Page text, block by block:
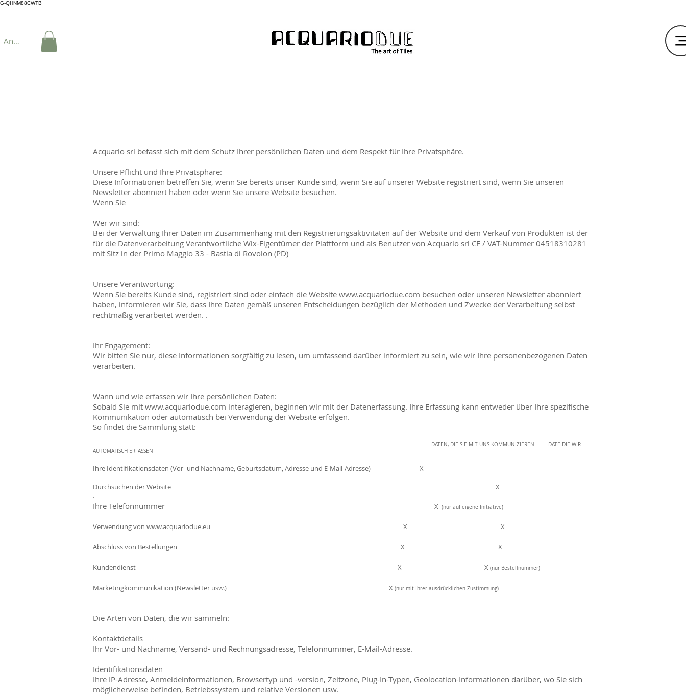
G-QHNM88CWTB
Anmelden
Acquario srl befasst sich mit dem Schutz Ihrer persönlichen Daten und dem Respekt für Ihre Privatsphäre.
Unsere Pflicht und Ihre Privatsphäre:
Diese Informationen betreffen Sie, wenn Sie bereits unser Kunde sind, wenn Sie auf unserer Website registriert sind, wenn Sie unseren
Newsletter abonniert haben oder wenn Sie unsere Website besuchen.
Wenn Sie
Wer wir sind:
Bei der Verwaltung Ihrer Daten im Zusammenhang mit den Registrierungsaktivitäten auf der Website und dem Verkauf von Produkten ist der
für die Datenverarbeitung Verantwortliche Wix-Eigentümer der Plattform und als Benutzer von Acquario srl CF / VAT-Nummer 04518310281
mit Sitz in der Primo Maggio 33 - Bastia di Rovolon (PD)
Unsere Verantwortung:
Wenn Sie bereits Kunde sind, registriert sind oder einfach die Website www.acquariodue.com besuchen oder unseren Newsletter abonniert
haben, informieren wir Sie, dass Ihre Daten gemäß unseren Entscheidungen bezüglich der Methoden und Zwecke der Verarbeitung selbst
rechtmäßig verarbeitet werden. .
Ihr Engagement:
Wir bitten Sie nur, diese Informationen sorgfältig zu lesen, um umfassend darüber informiert zu sein, wie wir Ihre personenbezogenen Daten
verarbeiten.
Wann und wie erfassen wir Ihre persönlichen Daten:
Sobald Sie mit www.acquariodue.com interagieren, beginnen wir mit der Datenerfassung. Ihre Erfassung kann entweder über Ihre spezifische
Kommunikation oder automatisch bei Verwendung der Website erfolgen.
So findet die Sammlung statt:
DATEN, DIE SIE MIT UNS KOMMUNIZIEREN DATE DIE WIR
AUTOMATISCH ERFASSEN
Ihre Identifikationsdaten (Vor- und Nachname, Geburtsdatum, Adresse und E-Mail-Adresse) X
Durchsuchen der Website X
.
Ihre Telefonnummer X (nur auf eigene Initiative)
Verwendung von www.acquariodue.eu X X
Abschluss von Bestellungen X X
Kundendienst X X (nur Bestellnummer)
Marketingkommunikation (Newsletter usw.) X (nur mit Ihrer ausdrücklichen Zustimmung)
Die Arten von Daten, die wir sammeln:
Kontaktdetails
Ihr Vor- und Nachname, Versand- und Rechnungsadresse, Telefonnummer, E-Mail-Adresse.
Identifikationsdaten
Ihre IP-Adresse, Anmeldeinformationen, Browsertyp und -version, Zeitzone, Plug-In-Typen, Geolocation-Informationen darüber, wo Sie sich
möglicherweise befinden, Betriebssystem und relative Versionen usw.